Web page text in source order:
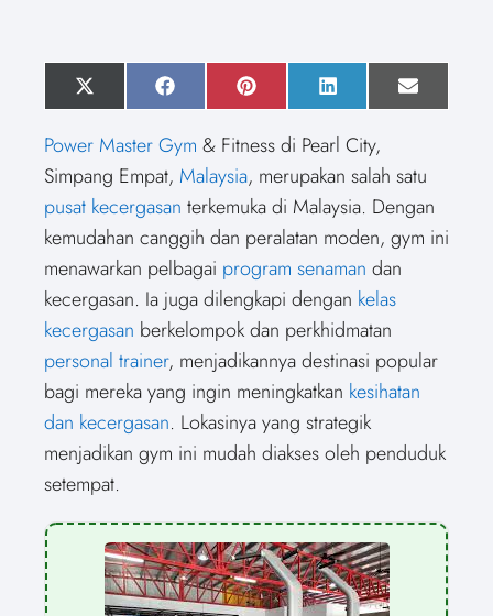
S
h
r
o
n
X
(
w
t
t
e
r
)
S
h
r
e
o
n
F
a
e
b
o
o
k
S
h
r
o
n
P
i
t
r
e
s
t
S
h
r
o
n
L
i
k
d
I
n
S
h
o
n
E
m
Power Master Gym & Fitness di Pearl City,
Simpang Empat, Malaysia, merupakan salah satu
pusat kecergasan terkemuka di Malaysia. Dengan
kemudahan canggih dan peralatan moden, gym ini
menawarkan pelbagai program senaman dan
kecergasan. Ia juga dilengkapi dengan kelas
kecergasan berkelompok dan perkhidmatan
personal trainer, menjadikannya destinasi popular
bagi mereka yang ingin meningkatkan kesihatan
dan kecergasan. Lokasinya yang strategik
menjadikan gym ini mudah diakses oleh penduduk
setempat.